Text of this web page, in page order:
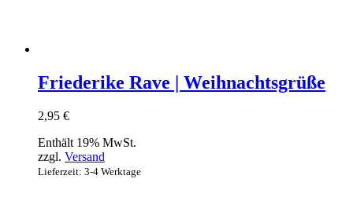
Friederike Rave | Weihnachtsgrüße
2,95 €
Enthält 19% MwSt.
zzgl. Versand
Lieferzeit: 3-4 Werktage